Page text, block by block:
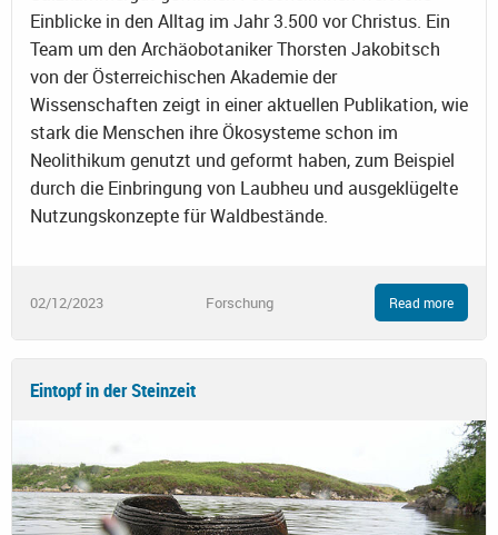
Einblicke in den Alltag im Jahr 3.500 vor Christus. Ein
Team um den Archäobotaniker Thorsten Jakobitsch
von der Österreichischen Akademie der
Wissenschaften zeigt in einer aktuellen Publikation, wie
stark die Menschen ihre Ökosysteme schon im
Neolithikum genutzt und geformt haben, zum Beispiel
durch die Einbringung von Laubheu und ausgeklügelte
Nutzungskonzepte für Waldbestände.
02/12/2023 Forschung Read more
Eintopf in der Steinzeit